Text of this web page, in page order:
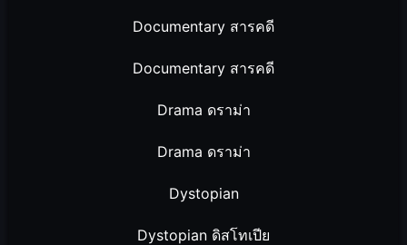
Documentary สารคดี
Documentary สารคดี
Drama ดราม่า
Drama ดราม่า
Dystopian
Dystopian ดิสโทเปีย